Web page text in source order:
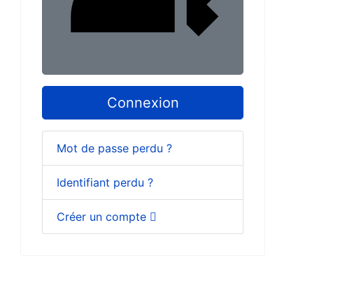
Connexion
Mot de passe perdu ?
Identifiant perdu ?
Créer un compte